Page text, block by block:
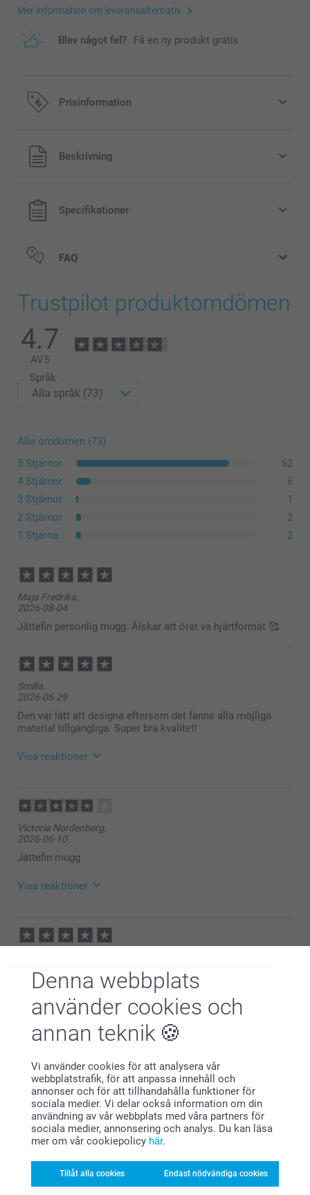
Denna webbplats
använder cookies och
annan teknik
Vi använder cookies för att analysera vår
webbplatstrafik, för att anpassa innehåll och
annonser och för att tillhandahålla funktioner för
sociala medier. Vi delar också information om din
användning av vår webbplats med våra partners för
sociala medier, annonsering och analys. Du kan läsa
mer om vår cookiepolicy här.
Tillåt alla cookies Endast nödvändiga cookies
Mer information om leveransalternativ
Blev något fel? Få en ny produkt gratis
Prisinformation
Alla priser är i svenska kronor (SEK), inklusive moms och
exklusive porto.
Beskrivning
Specifikationer
FAQ
Trustpilot produktomdömen
4.7
AV5
Språk
Alla omdömen (73)
5 Stjärnor
62
4 Stjärnor
6
3 Stjärnor
1
2 Stjärnor
2
1 Stjärna
2
Maja Fredrika,
2026-08-04
Jättefin personlig mugg. Älskar att örat va hjärtformat 🥰
Smilla,
2026-06-29
Den var lätt att designa eftersom det fanns alla möjliga
material tillgängliga. Super bra kvalitet!
Visa reaktioner
15:05
Stort tack för dina ⭐️⭐️⭐️⭐️⭐️ och omdöme, kul att du
är nöjd med din Hjärtmugg!
Vi önskar dig en fin sommar!
Victoria Nordenberg,
2026-06-10
Jättefin mugg
Visa reaktioner
10:33
Hej Victoria,
är nöjd med din hjärtmugg!
Vi önskar dig en fin sommar!
Vänliga hälsningar,
Kirsi @smartphoto
Toppen! Smidigt att göra och fint!
Visa reaktioner
09:44
Hej!
Stort tack för dina ⭐️⭐️⭐️⭐️⭐️ och omdöme, kul att du
är nöjd med din personliga mugg med hjärthandtag!
Vi önskar dig en fin sommar!
Vänliga hälsningar,
Miia @smartphoto
2026-04-25
Se mina tidigare svar jag gett er. MVH mats Sjöberg
Visa reaktioner
2026-06-10